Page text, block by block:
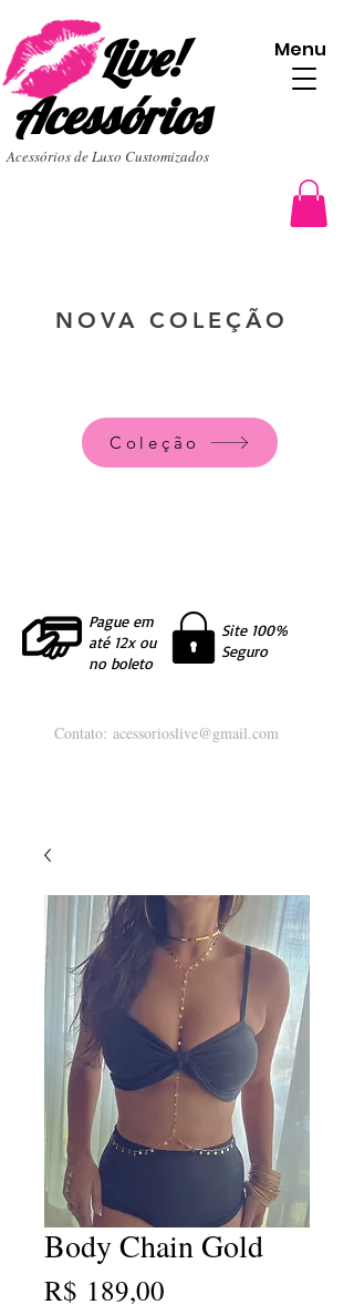
Live!
Acessórios
Acessórios de Luxo Customizados
NOVA COLEÇÃO
Menu
Coleção
Pague em
até 12x ou
no boleto
Site 100%
Seguro
Contato: acessorioslive@gmail.com
Body Chain Gold
R$ 189,00